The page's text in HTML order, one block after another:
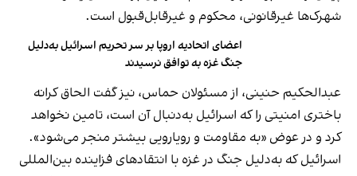
شهرک‌ها غیرقانونی، محکوم و غیرقابل‌قبول است.
اعضای اتحادیه اروپا بر سر تحریم اسرائیل به‌دلیل
جنگ غزه به توافق نرسیدند
عبدالحکیم حنینی، از مسئولان حماس، نیز گفت الحاق کرانه
باختری امنیتی را که اسرائیل به‌دنبال آن است، تامین نخواهد
کرد و در عوض «به مقاومت و رویارویی بیشتر منجر می‌شود».
اسرائیل که به‌دلیل جنگ در غزه با انتقادهای فزاینده بین‌المللی